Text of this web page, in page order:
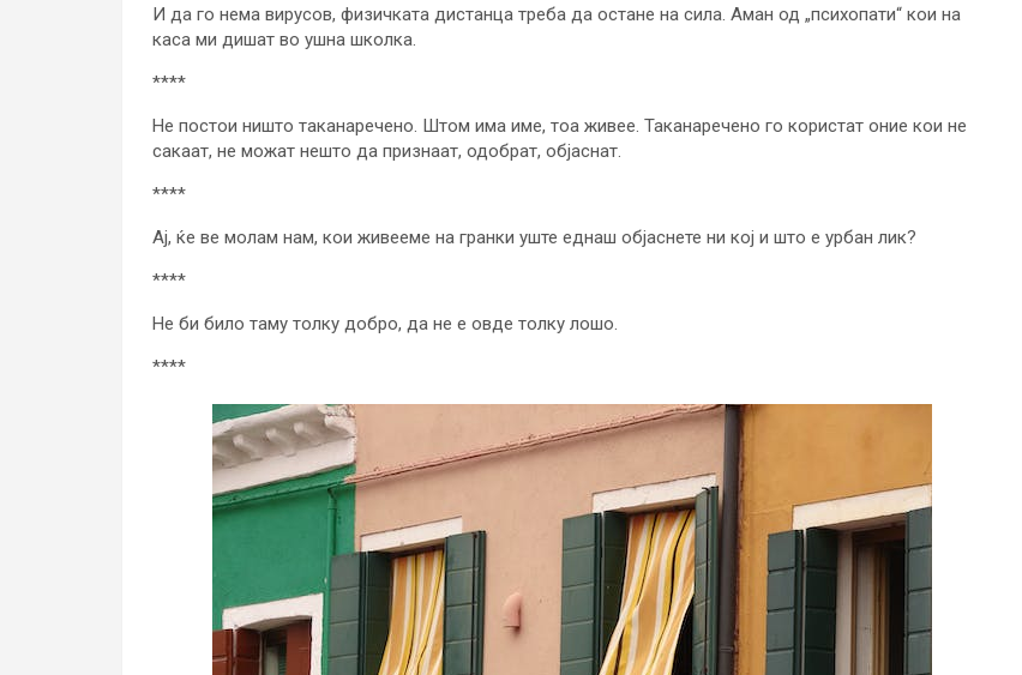
И да го нема вирусов, физичката дистанца треба да остане на сила. Аман од „психопати“ кои на
каса ми дишат во ушна школка.
****
Не постои ништо таканаречено. Штом има име, тоа живее. Таканаречено го користат оние кои не
сакаат, не можат нешто да признаат, одобрат, објаснат.
****
Ај, ќе ве молам нам, кои живееме на гранки уште еднаш објаснете ни кој и што е урбан лик?
****
Не би било таму толку добро, да не е овде толку лошо.
****